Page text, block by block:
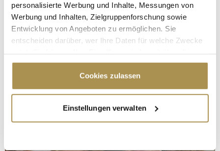
personalisierte Werbung und Inhalte, Messungen von
Werbung und Inhalten, Zielgruppenforschung sowie
Entwicklung von Angeboten zu ermöglichen. Sie
entscheiden darüber, wer Ihre Daten für welche Zwecke
Cookie-Erklärung oder durch Klicken auf das Privacy
Trigger Symbol ändern oder widerrufen
Informationen über Ihre geografische Lage
erfassen, welche bis auf einige Meter genau sein
Cookies zulassen
Einstellungen verwalten